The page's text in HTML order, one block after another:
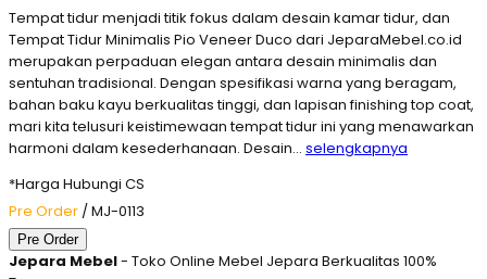
Tempat tidur menjadi titik fokus dalam desain kamar tidur, dan
Tempat Tidur Minimalis Pio Veneer Duco dari JeparaMebel.co.id
merupakan perpaduan elegan antara desain minimalis dan
sentuhan tradisional. Dengan spesifikasi warna yang beragam,
bahan baku kayu berkualitas tinggi, dan lapisan finishing top coat,
mari kita telusuri keistimewaan tempat tidur ini yang menawarkan
harmoni dalam kesederhanaan. Desain… selengkapnya
*Harga Hubungi CS
Pre Order / MJ-0113
Pre Order
Jepara Mebel- Toko Online Mebel Jepara Berkualitas 100%